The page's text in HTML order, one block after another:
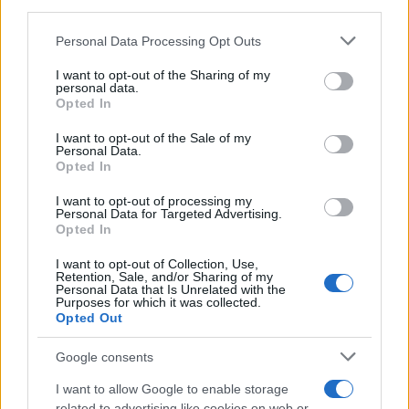
Please note that this website/app uses one or more Google
not limited to your visit or usage behaviour. You may click to
grant or deny consent to Google and its third-party tags to
use your data for below specified purposes in below Google
consent section.
Personal Data Processing Opt Outs
I want to opt-out of the Sharing of my
personal data.
Opted In
I want to opt-out of the Sale of my
Personal Data.
Opted In
I want to opt-out of processing my
Personal Data for Targeted Advertising.
Opted In
I want to opt-out of Collection, Use,
Retention, Sale, and/or Sharing of my
Personal Data that Is Unrelated with the
Purposes for which it was collected.
Opted Out
Google consents
I want to allow Google to enable storage
και 19 ετών θα λάβουν το επίδομα των 150
χορηγηθεί εφάπαξ σε 750.000
συνταξιούχους όλων των ταμείων με
καταβληθεί έκτακτο επίδομα από 100 έως
200 ευρώ ανάλογα με το ύψος των
συντάξιμων αποδοχών.
Ελάχιστο εγγυημένο εισόδημα:
λάβουν 225.000 ευάλωτα νοικοκυριά. Τα νέα
αυξημένα ποσά θα κυμαίνονται από 216 έως
και 432 ευρώ.
Επίδομα θέρμανσης: Θα ξεκινήσει η
καταβολή της ενίσχυσης από 100 – 1.000
ευρώ στα νοικοκυριά που πληρούν τα